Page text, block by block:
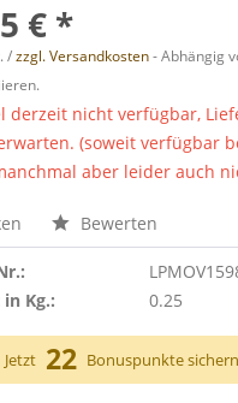
€ *
/zzgl. Versandkosten- Abhängig
derzeit nicht verfügbar,
(soweit verfügbar
aber leider auch
Bewerten
Kg.:
0.25
Jetzt 22 Bonuspunkte sichern